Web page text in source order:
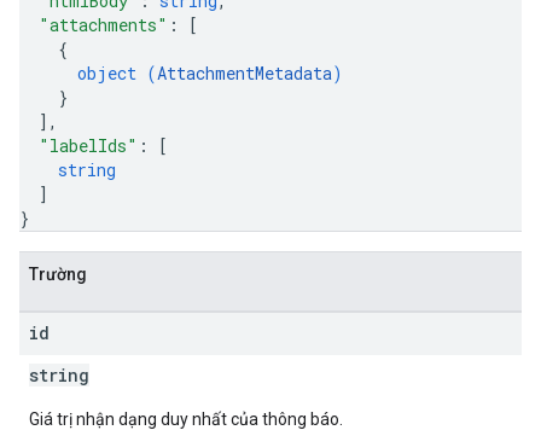
"attachments" :
[
{
object (AttachmentMetadata)
}
] ,
"labelIds" :
[
string
]
}
Trường
id
string
Giá trị nhận dạng duy nhất của thông báo.